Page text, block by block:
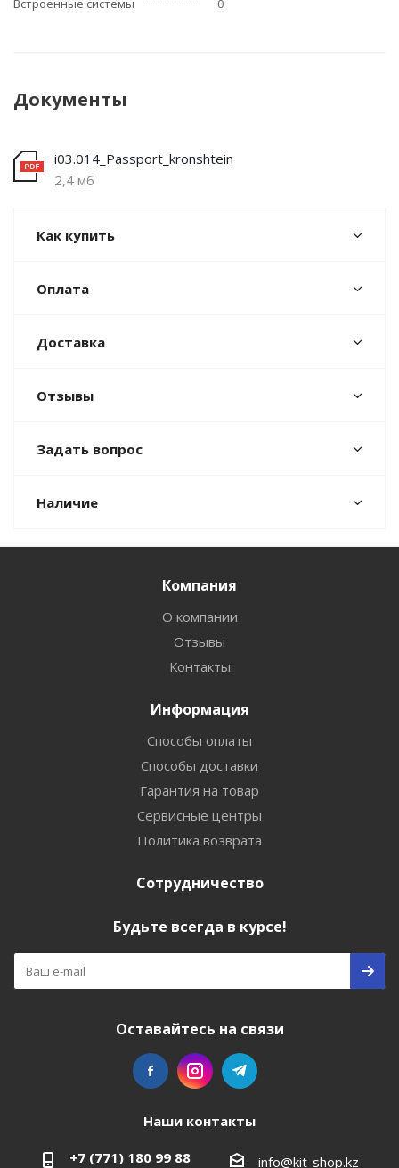
Встроенные системы
0
Документы
i03.014_Passport_kronshtein
2,4 мб
Как купить
Оплата
Доставка
Отзывы
Задать вопрос
Наличие
Компания
О компании
Отзывы
Контакты
Информация
Способы оплаты
Способы доставки
Гарантия на товар
Сервисные центры
Политика возврата
Сотрудничество
Будьте всегда в курсе!
Оставайтесь на связи
Наши контакты
+7 (771) 180 99 88 info@kit-shop.kz